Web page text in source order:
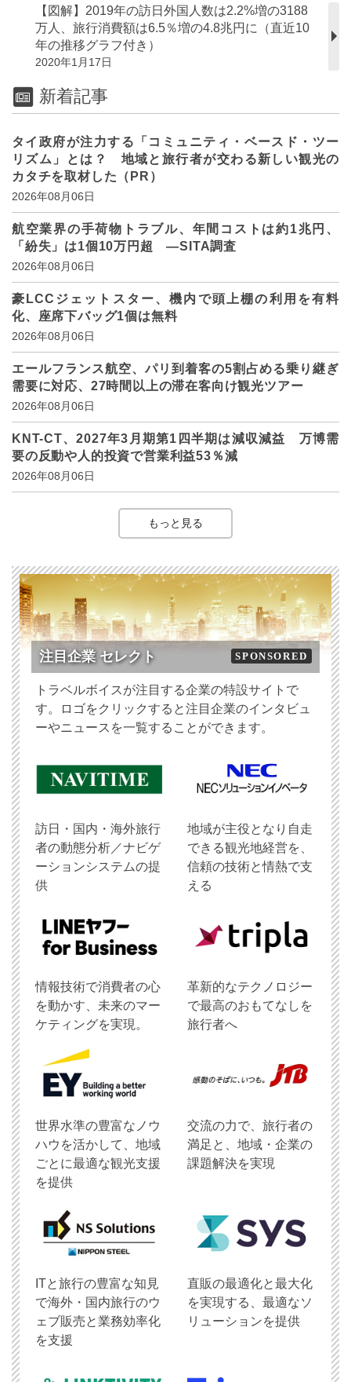
【図解】2019年の訪日外国人数は2.2%増の3188
万人、旅行消費額は6.5％増の4.8兆円に（直近10
年の推移グラフ付き）
2020年1月17日
新着記事
タイ政府が注力する「コミュニティ・ベースド・ツー
リズム」とは？ 地域と旅行者が交わる新しい観光の
カタチを取材した（PR）
2026年08月06日
航空業界の手荷物トラブル、年間コストは約1兆円、
「紛失」は1個10万円超 ―SITA調査
2026年08月06日
豪LCCジェットスター、機内で頭上棚の利用を有料
化、座席下バッグ1個は無料
2026年08月06日
エールフランス航空、パリ到着客の5割占める乗り継ぎ
需要に対応、27時間以上の滞在客向け観光ツアー
2026年08月06日
KNT-CT、2027年3月期第1四半期は減収減益 万博需
要の反動や人的投資で営業利益53％減
2026年08月06日
もっと見る
注目企業 セレクト SPONSORED
トラベルボイスが注目する企業の特設サイトで
す。ロゴをクリックすると注目企業のインタビュ
ーやニュースを一覧することができます。
訪日・国内・海外旅行
者の動態分析／ナビゲ
ーションシステムの提
供
地域が主役となり自走
できる観光地経営を、
信頼の技術と情熱で支
える
情報技術で消費者の心
を動かす、未来のマー
ケティングを実現。
革新的なテクノロジー
で最高のおもてなしを
旅行者へ
世界水準の豊富なノウ
ハウを活かして、地域
ごとに最適な観光支援
を提供
交流の力で、旅行者の
満足と、地域・企業の
課題解決を実現
ITと旅行の豊富な知見
で海外・国内旅行のウ
ェブ販売と業務効率化
を支援
直販の最適化と最大化
を実現する、最適なソ
リューションを提供